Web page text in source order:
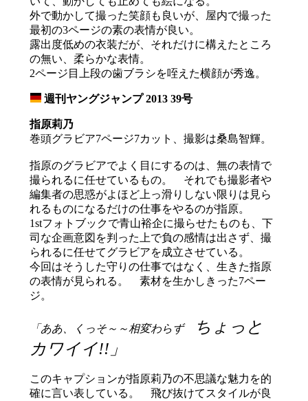
外で動かして撮った笑顔も良いが、屋内で撮った
最初の3ページの素の表情が良い。
露出度低めの衣装だが、それだけに構えたところ
の無い、柔らかな表情。
2ページ目上段の歯ブラシを咥えた横顔が秀逸。
週刊ヤングジャンプ 2013 39号
指原莉乃
巻頭グラビア7ページ7カット、撮影は桑島智輝。
指原のグラビアでよく目にするのは、無の表情で
撮られるに任せているもの。 それでも撮影者や
編集者の思惑がよほど上っ滑りしない限りは見ら
れるものになるだけの仕事をやるのが指原。
1stフォトブックで青山裕企に撮らせたものも、下
司な企画意図を判った上で負の感情は出さず、撮
られるに任せてグラビアを成立させている。
今回はそうした守りの仕事ではなく、生きた指原
の表情が見られる。 素材を生かしきった7ペー
ジ。
「ああ、くっそ～～相変わらず
ちょっと
カワイイ!!」
このキャプションが指原莉乃の不思議な魅力を的
確に言い表している。 飛び抜けてスタイルが良